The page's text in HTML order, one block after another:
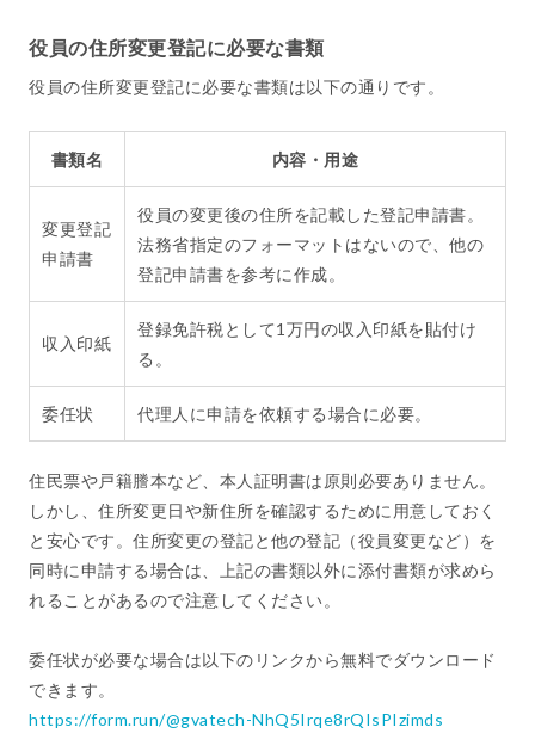
役員の住所変更登記に必要な書類
役員の住所変更登記に必要な書類は以下の通りです。
書類名 内容・用途
変更登記
申請書
役員の変更後の住所を記載した登記申請書。
法務省指定のフォーマットはないので、他の
登記申請書を参考に作成。
収入印紙
登録免許税として1万円の収入印紙を貼付け
る。
委任状 代理人に申請を依頼する場合に必要。
住民票や戸籍謄本など、本人証明書は原則必要ありません。
しかし、住所変更日や新住所を確認するために用意しておく
と安心です。住所変更の登記と他の登記（役員変更など）を
同時に申請する場合は、上記の書類以外に添付書類が求めら
れることがあるので注意してください。
委任状が必要な場合は以下のリンクから無料でダウンロード
できます。
https://form.run/@gvatech-NhQ5Irqe8rQIsPIzimds